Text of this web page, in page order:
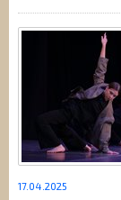
17.04.2025